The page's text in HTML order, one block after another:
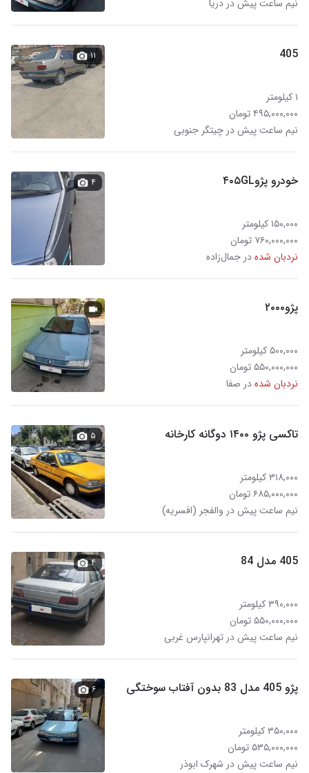
نیم ساعت پیش در دریا
405
۱ کیلومتر
۴۹۵,۰۰۰,۰۰۰ تومان
نیم ساعت پیش در چیتگر جنوبی
۱۱
خودرو پژو۴۰۵GL
۱۵۰,۰۰۰ کیلومتر
۷۶۰,۰۰۰,۰۰۰ تومان
نردبان شدهدر جمال‌زاده
۴
پژو۲۰۰۰
۵۰۰,۰۰۰ کیلومتر
۵۵۰,۰۰۰,۰۰۰ تومان
نردبان شدهدر صفا
تاکسی پژو ۱۴۰۰ دوگانه کارخانه
۳۱۸,۰۰۰ کیلومتر
۶۸۵,۰۰۰,۰۰۰ تومان
نیم ساعت پیش در والفجر (افسریه)
۵
405 مدل 84
۳۹۰,۰۰۰ کیلومتر
۵۵۰,۰۰۰,۰۰۰ تومان
نیم ساعت پیش در تهرانپارس غربی
۴
پژو 405 مدل 83 بدون آفتاب سوختگی
۳۵۰,۰۰۰ کیلومتر
۵۳۵,۰۰۰,۰۰۰ تومان
نیم ساعت پیش در شهرک ابوذر
۶